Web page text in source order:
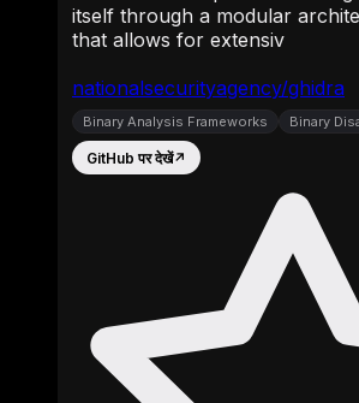
nationalsecurityagency/ghidra
itself through a modular
that allows for extensiv
Binary Analysis Frameworks Binary
GitHub पर देखें↗